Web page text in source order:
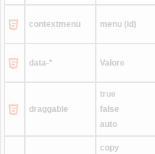
contextmenu menu (id)
data-* Valore
draggable
true
false
auto
copy